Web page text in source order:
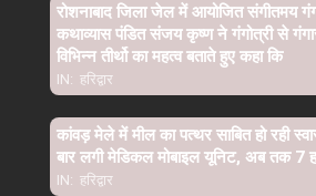
रोशनाबाद जिला जेल में आयोजित संगीतमय
कथाव्यास पंडित संजय कृष्ण ने गंगोत्री से
विभिन्न तीर्थो का महत्व बताते हुए कहा कि
IN: हरिद्वार
कांवड़ मेले में मील का पत्थर साबित हो रही
बार लगी मेडिकल मोबाइल यूनिट, अब तक 7
IN: हरिद्वार